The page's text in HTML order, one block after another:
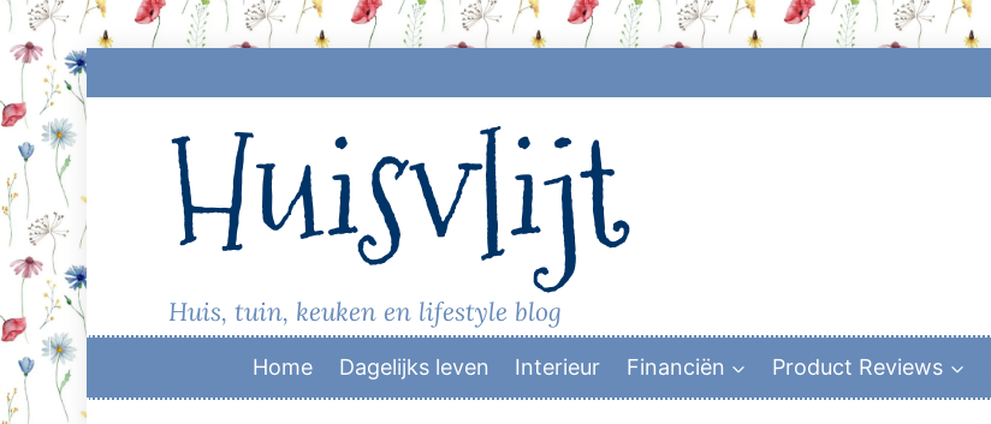
Skip
to
Huisvlijt
Huis, tuin, keuken en lifestyle blog
Home Dagelijks leven Interieur Financiën Product Reviews